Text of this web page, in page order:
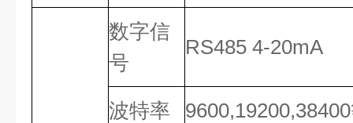
数字信
号
RS485 4-20mA
波特率